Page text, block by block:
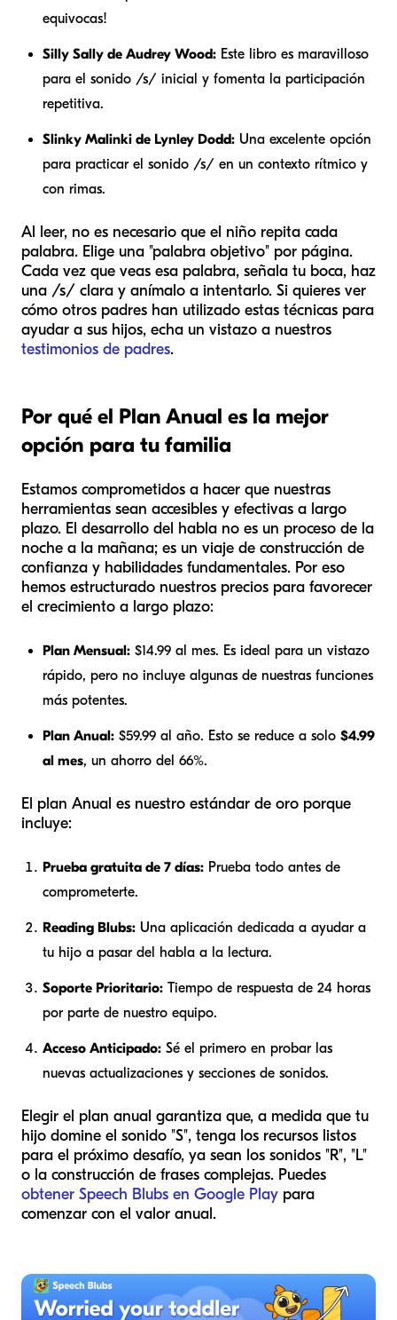
equivocas!
Silly Sally de Audrey Wood: Este libro es maravilloso
para el sonido /s/ inicial y fomenta la participación
repetitiva.
Slinky Malinki de Lynley Dodd: Una excelente opción
para practicar el sonido /s/ en un contexto rítmico y
con rimas.
Al leer, no es necesario que el niño repita cada
palabra. Elige una "palabra objetivo" por página.
Cada vez que veas esa palabra, señala tu boca, haz
una /s/ clara y anímalo a intentarlo. Si quieres ver
cómo otros padres han utilizado estas técnicas para
ayudar a sus hijos, echa un vistazo a nuestros
testimonios de padres.
Por qué el Plan Anual es la mejor
opción para tu familia
Estamos comprometidos a hacer que nuestras
herramientas sean accesibles y efectivas a largo
plazo. El desarrollo del habla no es un proceso de la
noche a la mañana; es un viaje de construcción de
confianza y habilidades fundamentales. Por eso
hemos estructurado nuestros precios para favorecer
el crecimiento a largo plazo:
Plan Mensual: $14.99 al mes. Es ideal para un vistazo
rápido, pero no incluye algunas de nuestras funciones
más potentes.
Plan Anual: $59.99 al año. Esto se reduce a solo $4.99
al mes, un ahorro del 66%.
El plan Anual es nuestro estándar de oro porque
incluye:
Prueba gratuita de 7 días: Prueba todo antes de
comprometerte.
Reading Blubs: Una aplicación dedicada a ayudar a
tu hijo a pasar del habla a la lectura.
Soporte Prioritario: Tiempo de respuesta de 24 horas
por parte de nuestro equipo.
Acceso Anticipado: Sé el primero en probar las
nuevas actualizaciones y secciones de sonidos.
Elegir el plan anual garantiza que, a medida que tu
hijo domine el sonido "S", tenga los recursos listos
para el próximo desafío, ya sean los sonidos "R", "L"
o la construcción de frases complejas. Puedes
obtener Speech Blubs en Google Play para
comenzar con el valor anual.